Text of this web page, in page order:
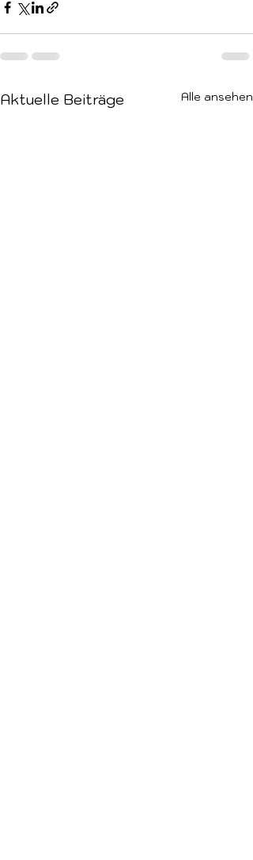
Aktuelle Beiträge Alle ansehen